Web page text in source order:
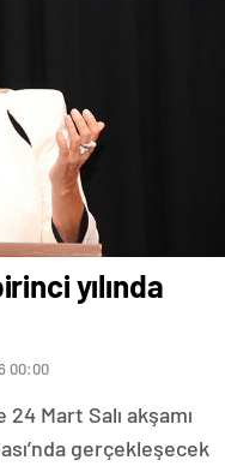
yılında
00:00
Mart Salı akşamı
gerçekleşecek